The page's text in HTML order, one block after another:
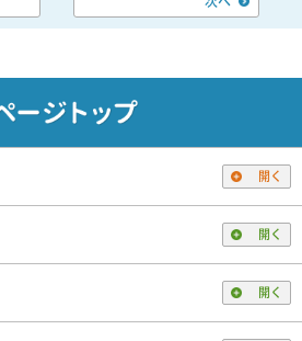
開く
開く
開く